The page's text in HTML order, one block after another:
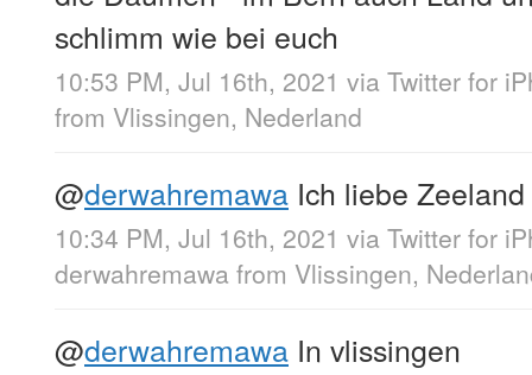
schlimm wie bei euch
10:53 PM, Jul 16th, 2021 via Twitter for
from Vlissingen, Nederland
@derwahremawa Ich liebe Zeeland
10:34 PM, Jul 16th, 2021 via Twitter for
derwahremawa from Vlissingen,
@derwahremawa In vlissingen